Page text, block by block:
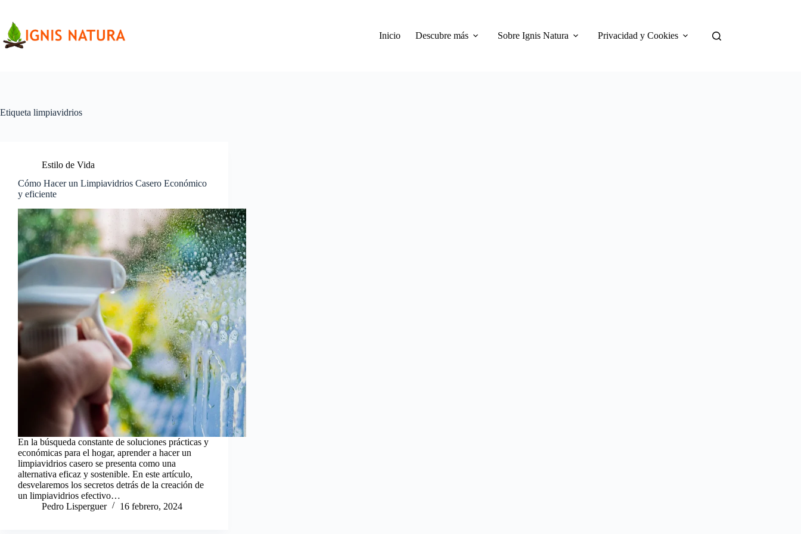
contenido
Inicio
Descubre más Sobre Ignis Natura Privacidad y Cookies
Etiqueta limpiavidrios
Estilo de Vida
Cómo Hacer un Limpiavidrios Casero Económico
y eficiente
En la búsqueda constante de soluciones prácticas y
económicas para el hogar, aprender a hacer un
limpiavidrios casero se presenta como una
alternativa eficaz y sostenible. En este artículo,
desvelaremos los secretos detrás de la creación de
un limpiavidrios efectivo…
Pedro Lisperguer
16 febrero, 2024